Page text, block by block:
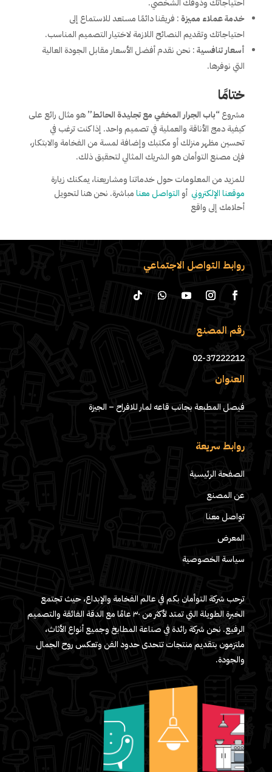
خدمة عملاء مميزة: فريقنا دائمًا مستعد للاستماع إلى
احتياجاتك وتقديم النصائح اللازمة لاختيار التصميم المناسب.
أسعار تنافسية: نحن نقدم أفضل الأسعار مقابل الجودة العالية
التي نوفرها.
ختامًا
مشروع“باب الجرار المخفي مع تجليدة الحائط”هو مثال رائع على
كيفية دمج الأناقة والعملية في تصميم واحد. إذا كنت ترغب في
تحسين مظهر منزلك أو مكتبك وإضافة لمسة من الفخامة والابتكار،
فإن مصنع التوأمان هو الشريك المثالي لتحقيق ذلك.
للمزيد من المعلومات حول خدماتنا ومشاريعنا، يمكنك زيارة
موقعنا الإلكتروني أو التواصل معنامباشرة. نحن هنا لتحويل
أحلامك إلى واقع
روابط التواصل الاجتماعي
رقم المصنع
02-37222212
العنوان
فيصل المطبعة بجانب قاعه لمار للافراح – الجيزة
روابط سريعة
الصفحة الرئيسية
عن المصنع
تواصل معنا
المعرض
سياسة الخصوصية
ترحب شركة التوأمان بكم في عالم الفخامة والإبداع، حيث تجتمع
الخبرة الطويلة التي تمتد لأكثر من ٣٠ عامًا مع الدقة الفائقة والتصميم
الرفيع. نحن شركة رائدة في صناعة المطابخ وجميع أنواع الأثاث،
ملتزمون بتقديم منتجات تتحدى حدود الفن وتعكس روح الجمال
والجودة.